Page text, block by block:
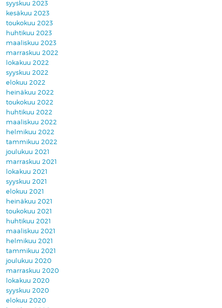
syyskuu 2023
kesäkuu 2023
toukokuu 2023
huhtikuu 2023
maaliskuu 2023
marraskuu 2022
lokakuu 2022
syyskuu 2022
elokuu 2022
heinäkuu 2022
toukokuu 2022
huhtikuu 2022
maaliskuu 2022
helmikuu 2022
tammikuu 2022
joulukuu 2021
marraskuu 2021
lokakuu 2021
syyskuu 2021
elokuu 2021
heinäkuu 2021
toukokuu 2021
huhtikuu 2021
maaliskuu 2021
helmikuu 2021
tammikuu 2021
joulukuu 2020
marraskuu 2020
lokakuu 2020
syyskuu 2020
elokuu 2020